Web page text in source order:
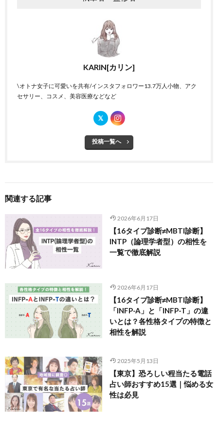
KARIN[カリン]
\オトナ女子に可愛いを共有/インスタフォロワー13.7万人小物、アク
セサリー、コスメ、美容医療などなど
投稿一覧へ
関連する記事
2026年6月17日
【16タイプ診断≠MBTI診断】
INTP（論理学者型）の相性を
一覧で徹底解説
2026年6月17日
【16タイプ診断≠MBTI診断】
「INFP-A」と「INFP-T」の違
いとは？各性格タイプの特徴と
相性を解説
2025年5月13日
【東京】恐ろしい程当たる電話
占い師おすすめ15選｜悩める女
性は必見